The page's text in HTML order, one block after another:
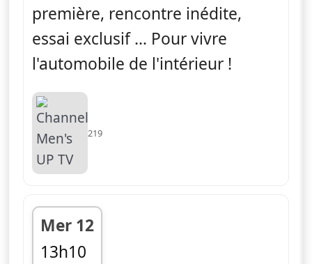
première, rencontre inédite,
essai exclusif … Pour vivre
l'automobile de l'intérieur !
219
Mer 12
13h10